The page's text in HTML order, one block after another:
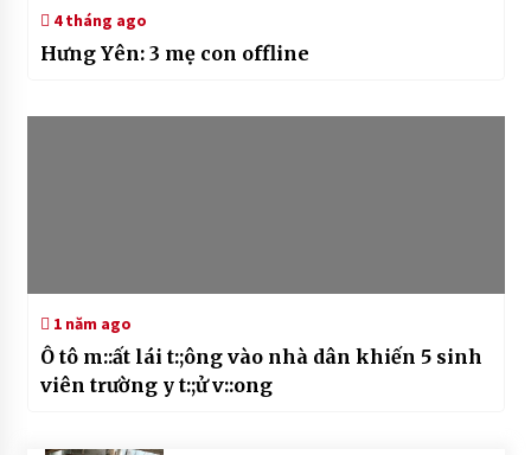
4 tháng ago
Hưng Yên: 3 mẹ con offline
1 năm ago
Ô tô m::ất lái t:;ông vào nhà dân khiến 5 sinh
viên trường y t:;ử v::ong